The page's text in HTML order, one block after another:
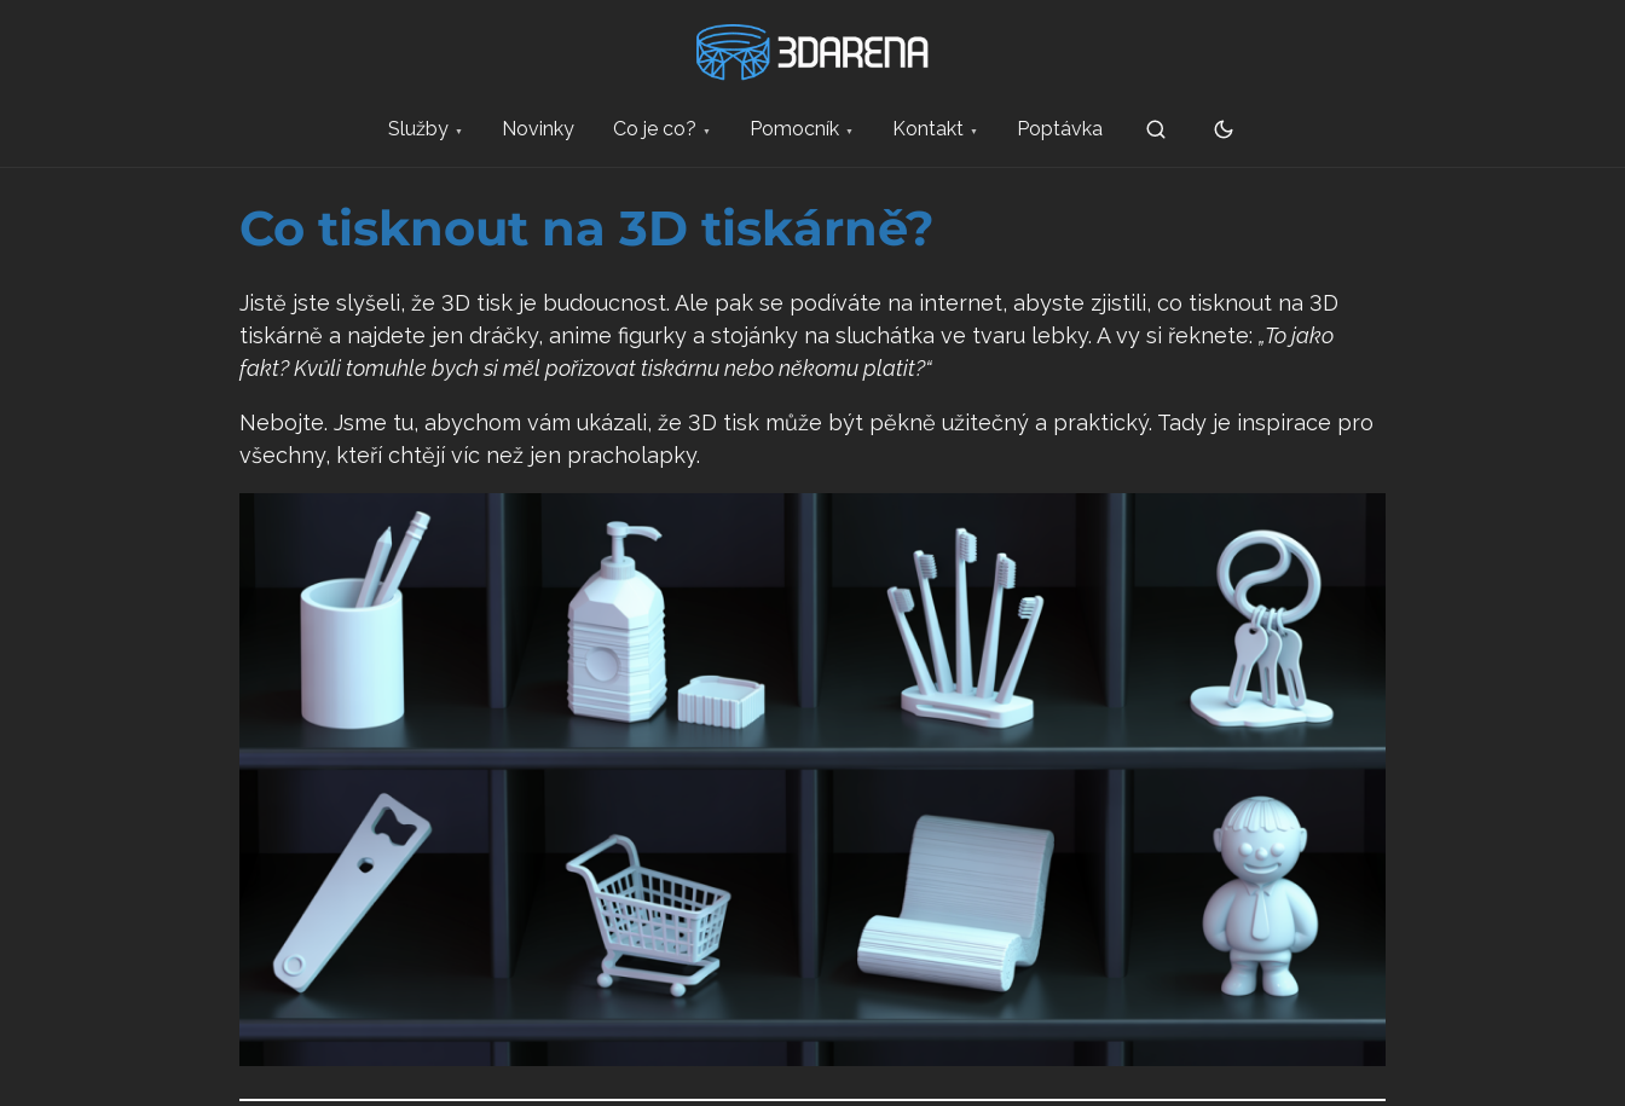
Služby Novinky Co je co? Pomocník Kontakt Poptávka
Co tisknout na 3D tiskárně?
Jistě jste slyšeli, že 3D tisk je budoucnost. Ale pak se podíváte na internet, abyste zjistili, co tisknout na 3D
tiskárně a najdete jen dráčky, anime figurky a stojánky na sluchátka ve tvaru lebky. A vy si řeknete: „To jako
fakt? Kvůli tomuhle bych si měl pořizovat tiskárnu nebo někomu platit?“
Nebojte. Jsme tu, abychom vám ukázali, že 3D tisk může být pěkně užitečný a praktický. Tady je inspirace pro
všechny, kteří chtějí víc než jen pracholapky.